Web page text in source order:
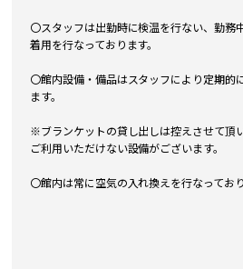
〇スタッフは出勤時に検温を行ない、勤務
着用を行なっております。
〇館内設備・備品はスタッフにより定期的
ます。
※ブランケットの貸し出しは控えさせて
ご利用いただけない設備がございます。
〇館内は常に空気の入れ換えを行なっており